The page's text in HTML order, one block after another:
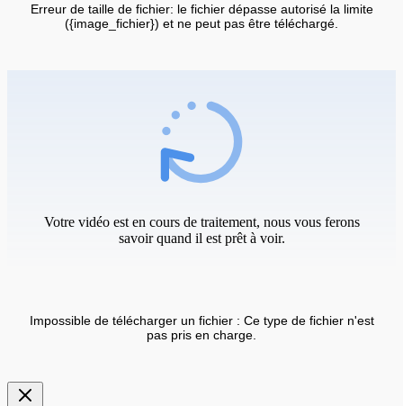
Erreur de taille de fichier: le fichier dépasse autorisé la limite
({image_fichier}) et ne peut pas être téléchargé.
Votre vidéo est en cours de traitement, nous vous ferons
savoir quand il est prêt à voir.
Impossible de télécharger un fichier : Ce type de fichier n'est
pas pris en charge.